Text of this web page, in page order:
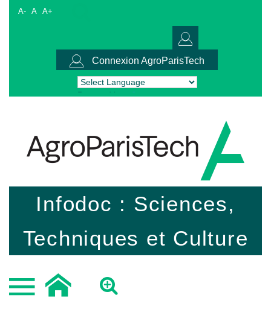
A- A A+
Connexion AgroParisTech
Powered by Translate
Infodoc : Sciences,
Techniques et Culture